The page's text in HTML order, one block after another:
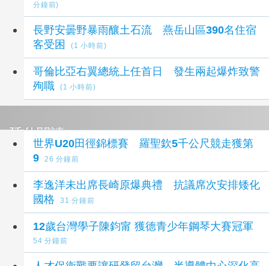
分鐘前)
長野安曇野暴雨釀土石流 燕岳山區390名住宿
客受困
(1 小時前)
哥倫比亞右翼總統上任首日 發生兩起爆炸致警
殉職
(1 小時前)
延伸閱讀
世界U20田徑錦標賽 羅聖欽5千公尺競走獲第
9
26 分鐘前
李逸洋未出席長崎原爆典禮 抗議席次安排矮化
國格
31 分鐘前
12歲台灣學子陳鈞甯 獲德青少年鋼琴大賽冠軍
54 分鐘前